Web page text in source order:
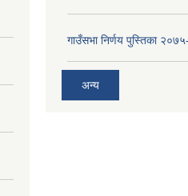
गाउँसभा निर्णय पुस्तिका
अन्य